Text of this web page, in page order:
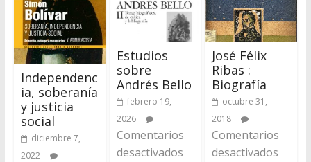
Independenc
ia, soberanía
y justicia
social
diciembre 7,
2022
Estudios
sobre
Andrés Bello
febrero 19,
2026
Comentarios
desactivados
José Félix
Ribas :
Biografía
octubre 31,
2018
Comentarios
desactivados